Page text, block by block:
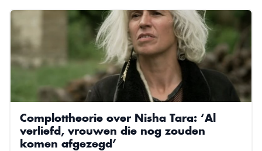
Complottheorie over Nisha Tara: ‘Al
verliefd, vrouwen die nog zouden
komen afgezegd’